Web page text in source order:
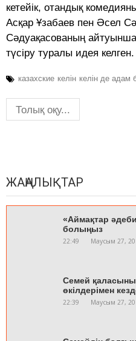
кетейік, отандық
Асқар Ұзабаев пен Әсел
Сәдуақасованың
түсіру туралы идея
казахские келін келін де адам
Толық оқу...
ЖАҢАЛЫҚТАР
«Аймақтар
болыңыз
22:49 Маусым 27,
Семей
өкілдерімен
22:39 Маусым 27,